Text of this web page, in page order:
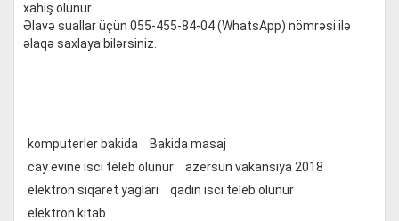
xahiş olunur.
Əlavə suallar üçün 055-455-84-04 (WhatsApp) nömrəsi ilə
əlaqə saxlaya bilərsiniz.
komputerler bakida
Bakida masaj
cay evine isci teleb olunur
azersun vakansiya 2018
elektron siqaret yaglari
qadin isci teleb olunur
elektron kitab